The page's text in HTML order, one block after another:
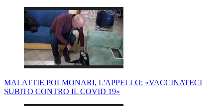
MALATTIE POLMONARI, L'APPELLO: «VACCINATECI
SUBITO CONTRO IL COVID 19»